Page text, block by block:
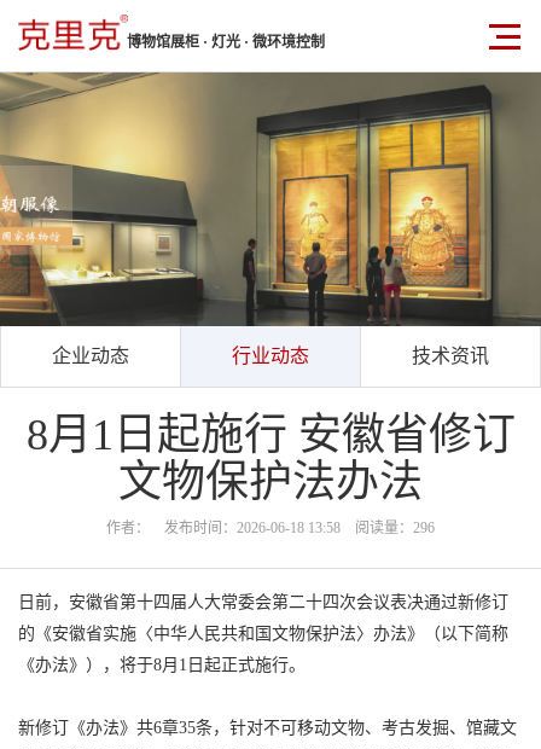
博物馆展柜 · 灯光 · 微环境控制
企业动态 行业动态 技术资讯
8月1日起施行 安徽省修订
文物保护法办法
作者： 发布时间：2026-06-18 13:58 阅读量：296
日前，安徽省第十四届人大常委会第二十四次会议表决通过新修订
的《安徽省实施〈中华人民共和国文物保护法〉办法》（以下简称
《办法》），将于8月1日起正式施行。
新修订《办法》共6章35条，针对不可移动文物、考古发掘、馆藏文